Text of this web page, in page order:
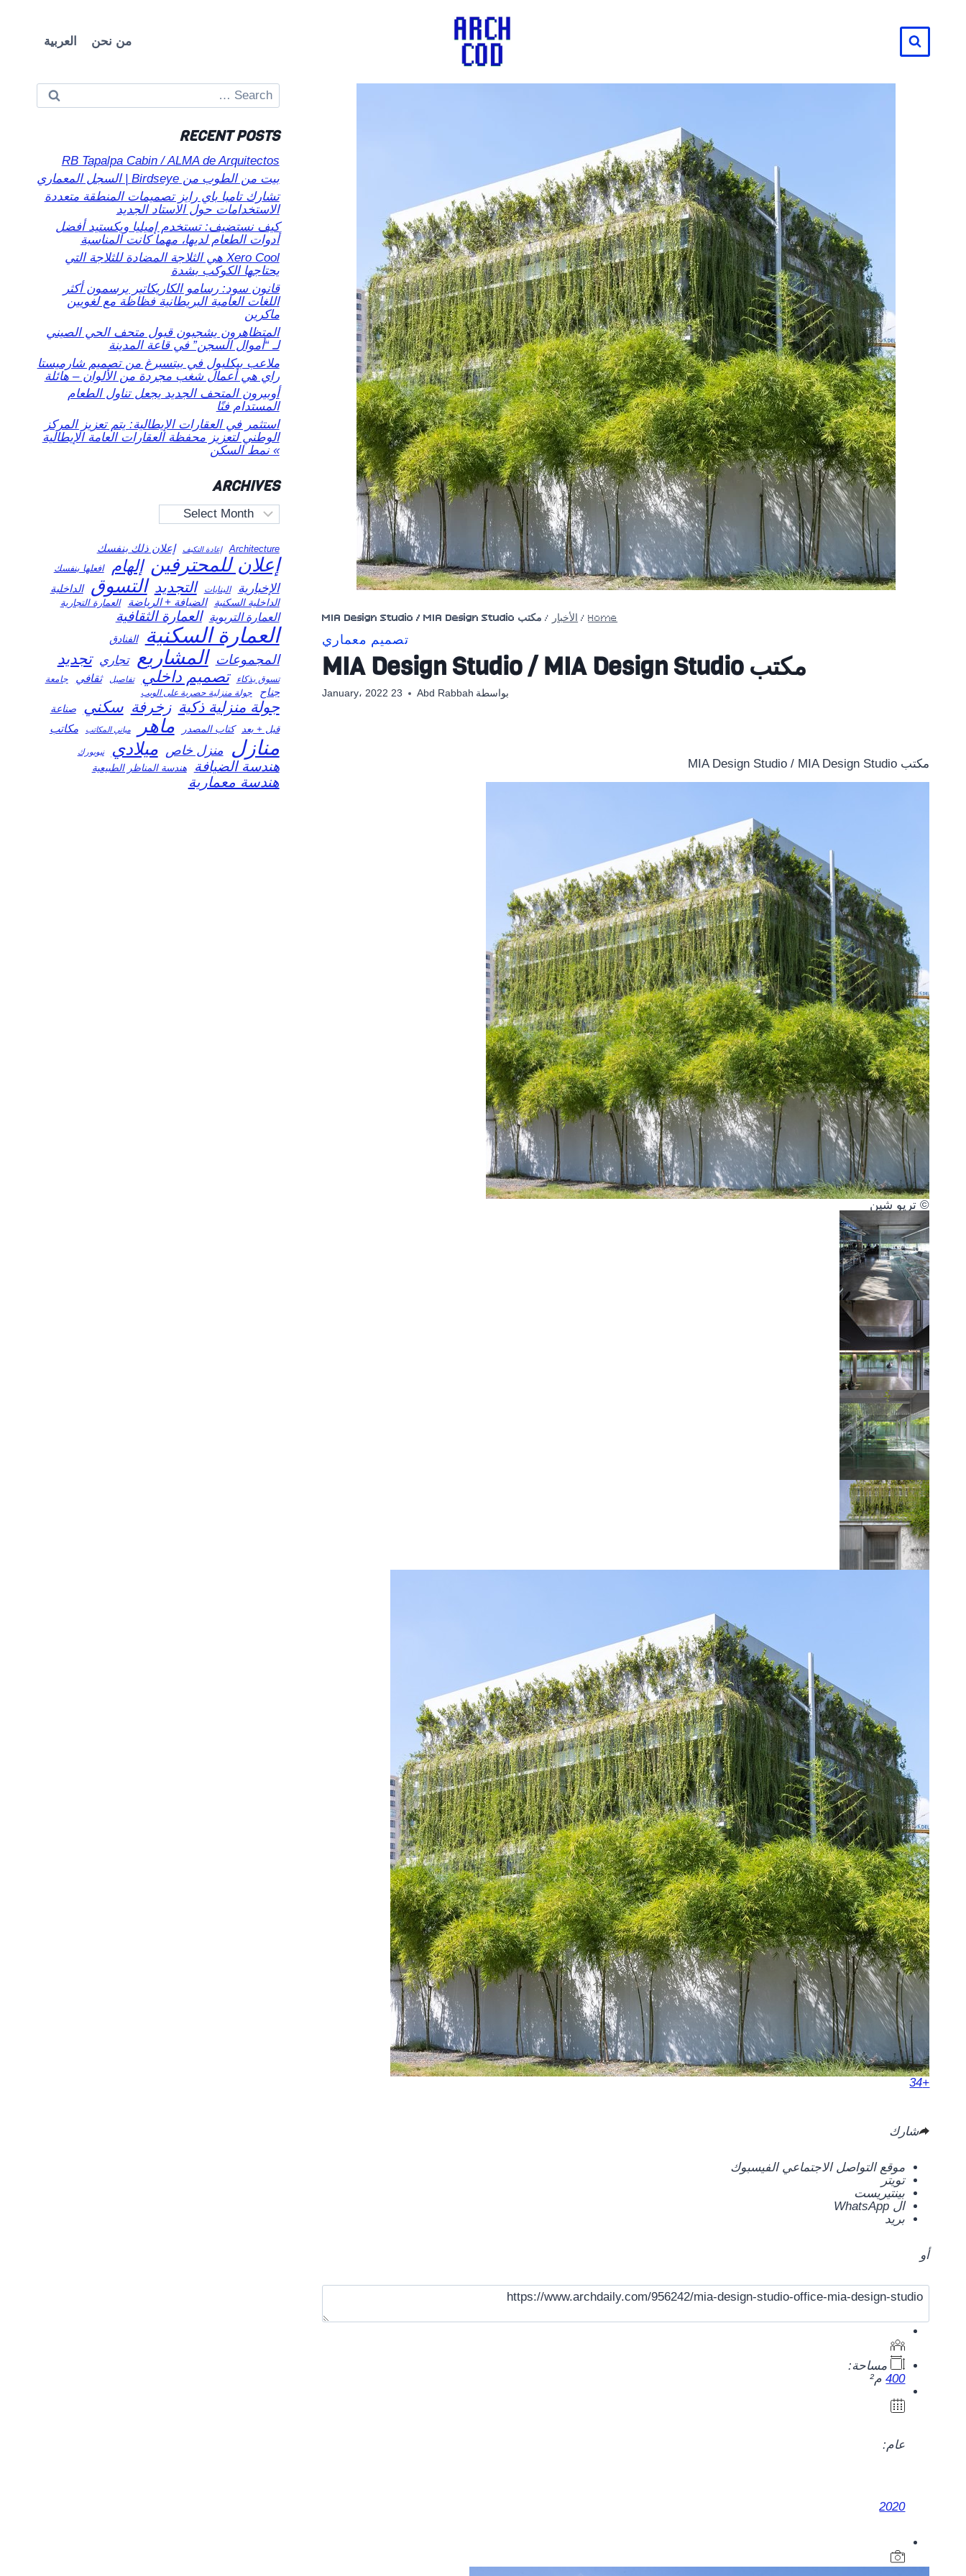
المحتوى
من نحن العربية
Home
/ الأخبار / مكتب MIA Design Studio / MIA Design Studio
تصميم معماري
مكتب MIA Design Studio / MIA Design Studio
بواسطة Abd Rabbah 23 January، 2022
مكتب MIA Design Studio / MIA Design Studio
© تريو شين
+34
شارك
موقع التواصل الاجتماعي الفيسبوك
تويتر
بينتيريست
ال WhatsApp
بريد
أو
مساحة:
400م²
عام:
2020
Search
for:
RECENT POSTS
RB Tapalpa Cabin / ALMA de Arquitectos
بيت من الطوب من Birdseye | السجل المعماري
تشارك تامبا باي رايز تصميمات المنطقة متعددة
الاستخدامات حول الاستاد الجديد
كيف نستضيف: تستخدم إميليا ويكستيد أفضل
أدوات الطعام لديها، مهما كانت المناسبة
Xero Cool هي الثلاجة المضادة للثلاجة التي
يحتاجها الكوكب بشدة
قانون سود: رسامو الكاريكاتير يرسمون أكثر
اللغات العامية البريطانية فظاظة مع لغويين
ماكرين
المتظاهرون يشجبون قبول متحف الحي الصيني
لـ “أموال السجن” في قاعة المدينة
ملاعب بيكلبول في بيتسبرغ من تصميم شارميستا
راي هي أعمال شغب مجردة من الألوان – هائلة
أوبيرون المتحف الجديد يجعل تناول الطعام
المستدام فنًا
استثمر في العقارات الإيطالية: يتم تعزيز المركز
الوطني لتعزيز محفظة العقارات العامة الإيطالية
» نمط السكن
ARCHIVES
Archives
Architecture إعادة التكيف إعلان ذلك بنفسك
إعلان للمحترفين إلهام افعلها بنفسك
الإخبارية البنايات التجديد التسوق الداخلية
الداخلية السكنية الضيافة + الرياضة العمارة التجارية
العمارة التربوية العمارة الثقافية
العمارة السكنية الفنادق
المجموعات المشاريع تجاري تجديد
تسوق بذكاء تصميم داخلي تفاصيل ثقافي جامعة
جناح جولة منزلية حصرية على الويب
جولة منزلية ذكية زخرفة سكني صناعة
قبل + بعد كتاب المصدر ماهر مباني المكاتب مكاتب
منازل منزل خاص ميلادي نيويورك
هندسة الضيافة هندسة المناظر الطبيعية
هندسة معمارية